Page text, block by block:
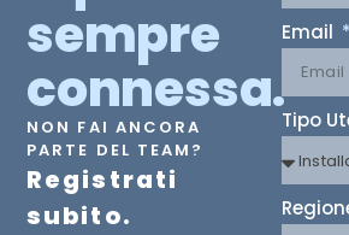
sempre
connessa.
NON FAI ANCORA
PARTE DEL TEAM?
Registrati
subito.
Email
Tipo